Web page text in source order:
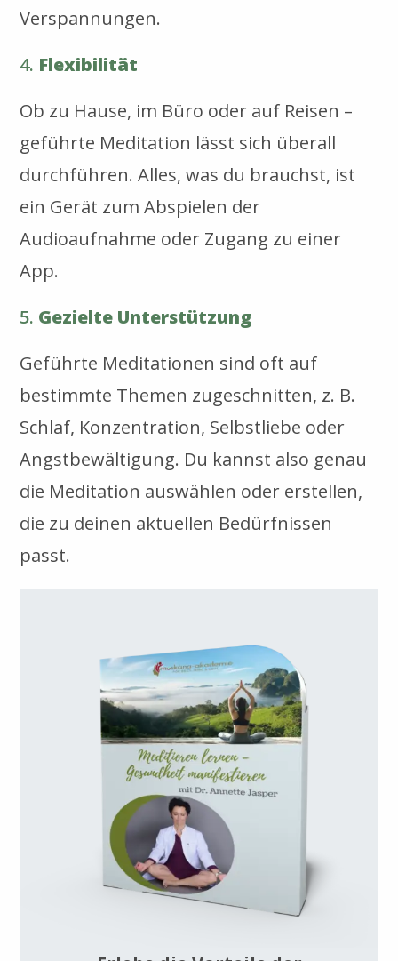
Verspannungen.
4. Flexibilität
Ob zu Hause, im Büro oder auf Reisen –
geführte Meditation lässt sich überall
durchführen. Alles, was du brauchst, ist
ein Gerät zum Abspielen der
Audioaufnahme oder Zugang zu einer
App.
5. Gezielte Unterstützung
Geführte Meditationen sind oft auf
bestimmte Themen zugeschnitten, z. B.
Schlaf, Konzentration, Selbstliebe oder
Angstbewältigung. Du kannst also genau
die Meditation auswählen oder erstellen,
die zu deinen aktuellen Bedürfnissen
passt.